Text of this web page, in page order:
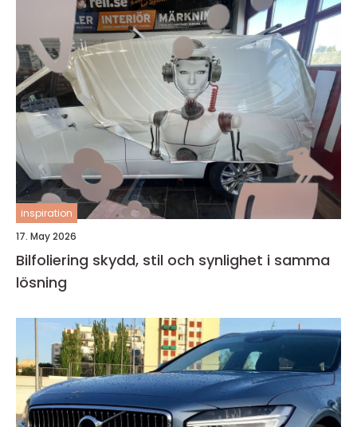
inspiration
17. May 2026
Bilfoliering skydd, stil och synlighet i samma
lösning